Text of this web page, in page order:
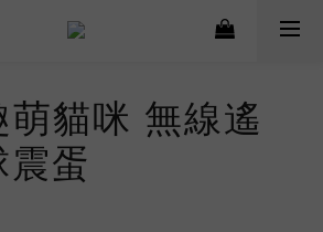
單享 88 折，快來領券加入！➔
貓咪 無線遙
蛋